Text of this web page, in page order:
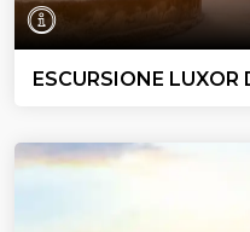
ESCURSIONE